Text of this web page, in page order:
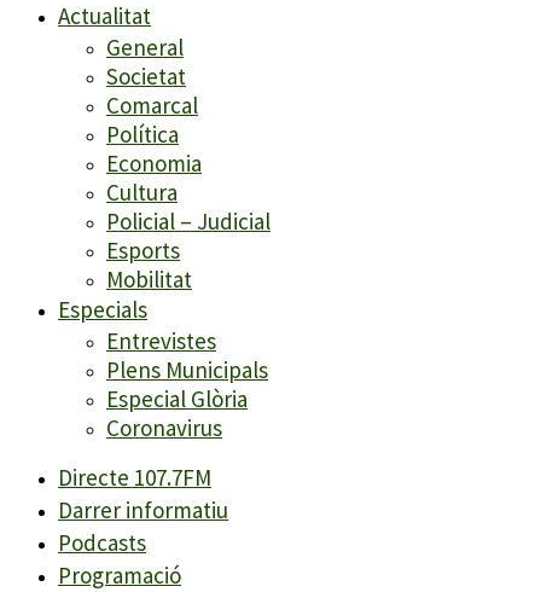
Actualitat
General
Societat
Comarcal
Política
Economia
Cultura
Policial – Judicial
Esports
Mobilitat
Especials
Entrevistes
Plens Municipals
Especial Glòria
Coronavirus
Directe 107.7FM
Darrer informatiu
Podcasts
Programació